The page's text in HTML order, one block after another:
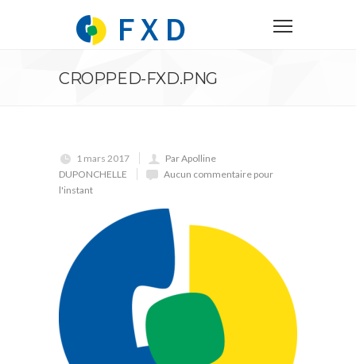
CROPPED-FXD.PNG
1 mars 2017
Par Apolline
DUPONCHELLE
Aucun commentaire pour
l'instant